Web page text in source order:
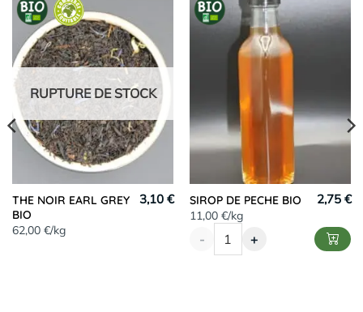
RUPTURE DE STOCK
THE NOIR EARL GREY
BIO
62,00 €/kg
3,10 €
SIROP DE PECHE BIO
11,00 €/kg
2,75 €
- +